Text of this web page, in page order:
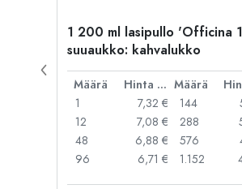
1 200 ml lasipullo 'Officina
suuaukko: kahvalukko
Määrä Hinta per kpl Määrä
1
7,32 €
12
7,08 €
48
6,88 €
96
6,71 €
144
288
576
1.152